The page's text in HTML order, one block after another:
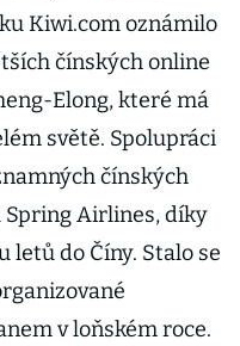
Kiwi.com oznámilo
čínských online
Elong, které má
světě. Spolupráci
čínských
Airlines, díky
do Číny. Stalo se
v loňském roce.